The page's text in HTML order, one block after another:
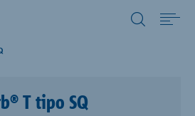
T tipo SQ